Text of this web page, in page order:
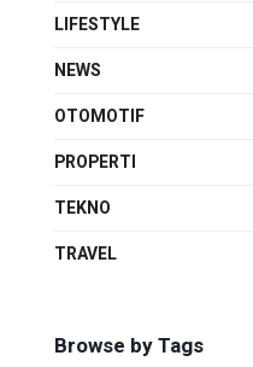
LIFESTYLE
NEWS
OTOMOTIF
PROPERTI
TEKNO
TRAVEL
Browse by Tags